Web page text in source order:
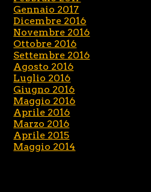
Gennaio 2017
Dicembre 2016
Novembre 2016
Ottobre 2016
Settembre 2016
Agosto 2016
Luglio 2016
Giugno 2016
Maggio 2016
Aprile 2016
Marzo 2016
Aprile 2015
Maggio 2014